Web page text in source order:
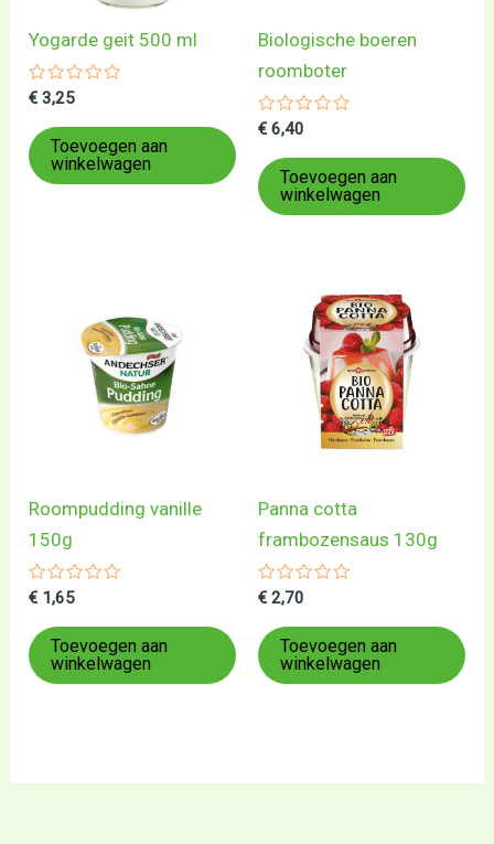
Yogarde geit 500 ml
Gewaardeerd
uit
5
€ 3,25
Toevoegen aan
winkelwagen
Biologische boeren
roomboter
Gewaardeerd
uit
5
€ 6,40
Toevoegen aan
winkelwagen
Roompudding vanille
150g
Gewaardeerd
uit
5
€ 1,65
Toevoegen aan
winkelwagen
Panna cotta
frambozensaus 130g
Gewaardeerd
uit
5
€ 2,70
Toevoegen aan
winkelwagen